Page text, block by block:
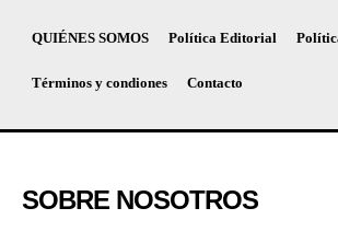
QUIÉNES SOMOS Política Editorial
Términos y condiones Contacto
SOBRE NOSOTROS